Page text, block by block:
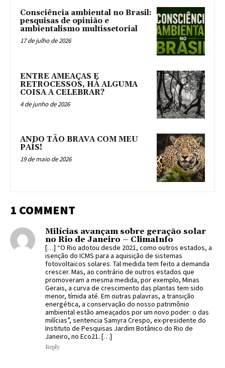
Consciência ambiental no Brasil:
pesquisas de opinião e
ambientalismo multissetorial
17 de julho de 2026
ENTRE AMEAÇAS E
RETROCESSOS, HÁ ALGUMA
COISA A CELEBRAR?
4 de junho de 2026
ANDO TÃO BRAVA COM MEU
PAÍS!
19 de maio de 2026
1 COMMENT
Milícias avançam sobre geração solar
no Rio de Janeiro – ClimaInfo
[…] “O Rio adotou desde 2021, como outros estados, a
isenção do ICMS para a aquisição de sistemas
fotovoltaicos solares. Tal medida tem feito a demanda
crescer. Mas, ao contrário de outros estados que
promoveram a mesma medida, por exemplo, Minas
Gerais, a curva de crescimento das plantas tem sido
menor, tímida até. Em outras palavras, a transição
energética, a conservação do nosso patrimônio
ambiental estão ameaçados por um novo poder: o das
milícias”, sentencia Samyra Crespo, ex-presidente do
Instituto de Pesquisas Jardim Botânico do Rio de
Janeiro, no Eco21. […]
Reply